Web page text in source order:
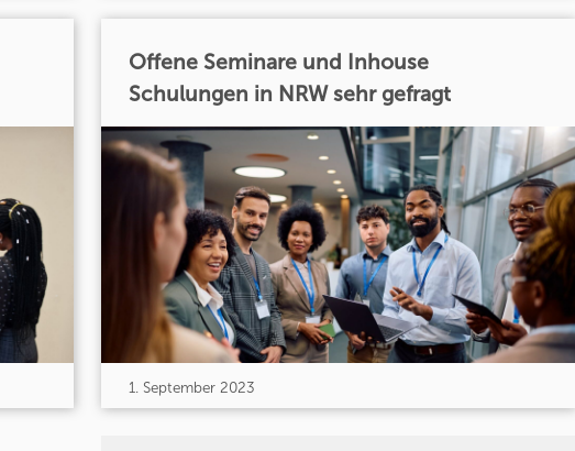
Offene Seminare und Inhouse
Schulungen in NRW sehr gefragt
1. September 2023